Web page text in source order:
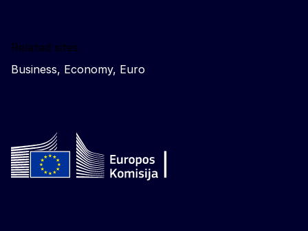
Related sites
Business, Economy, Euro